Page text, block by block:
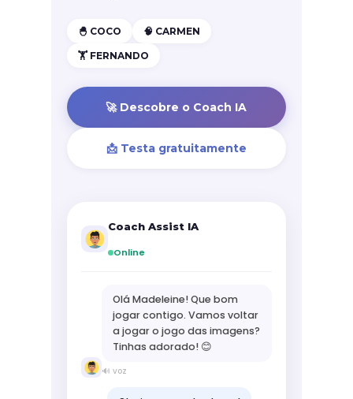
🐣 COCO 🧠 CARMEN
🏋️ FERNANDO
🚀 Descobre o Coach IA
📩 Testa gratuitamente
Coach Assist IA
Online
Olá Madeleine! Que bom
jogar contigo. Vamos voltar
a jogar o jogo das imagens?
Tinhas adorado! 😊
🔊 voz